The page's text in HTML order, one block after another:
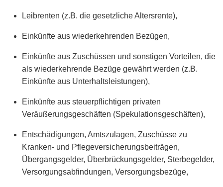
Leibrenten (z.B. die gesetzliche Altersrente),
Einkünfte aus wiederkehrenden Bezügen,
Einkünfte aus Zuschüssen und sonstigen Vorteilen, die
als wiederkehrende Bezüge gewährt werden (z.B.
Einkünfte aus Unterhaltsleistungen),
Einkünfte aus steuerpflichtigen privaten
Veräußerungsgeschäften (Spekulationsgeschäften),
Entschädigungen, Amtszulagen, Zuschüsse zu
Kranken- und Pflegeversicherungsbeiträgen,
Übergangsgelder, Überbrückungsgelder, Sterbegelder,
Versorgungsabfindungen, Versorgungsbezüge,